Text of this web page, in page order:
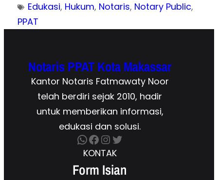
Edukasi, Hukum, Notaris, Notary Public
PPAT
Notaris PPAT Kota Makassar
Kantor Notaris Fatmawaty Noor
telah berdiri sejak 2010, hadir
untuk memberikan informasi,
edukasi dan solusi.
WhatsApp Facebook InstagramTwitter
KONTAK
Form Isian